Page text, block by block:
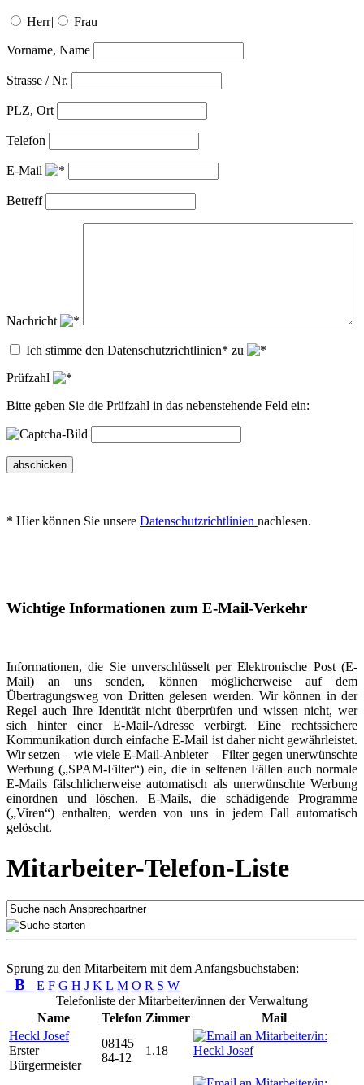
Herr| Frau
Vorname, Name
Strasse / Nr.
PLZ, Ort
Telefon
E-Mail
Betreff
Nachricht
Ich stimme den Datenschutzrichtlinien* zu
Prüfzahl
Bitte geben Sie die Prüfzahl in das nebenstehende Feld ein:
abschicken
* Hier können Sie unsere Datenschutzrichtlinien nachlesen.
Wichtige Informationen zum E-Mail-Verkehr
Informationen, die Sie unverschlüsselt per Elektronische Post (E-
Mail) an uns senden, können möglicherweise auf dem
Übertragungsweg von Dritten gelesen werden. Wir können in der
Regel auch Ihre Identität nicht überprüfen und wissen nicht, wer
sich hinter einer E-Mail-Adresse verbirgt. Eine rechtssichere
Kommunikation durch einfache E-Mail ist daher nicht gewährleistet.
Wir setzen – wie viele E-Mail-Anbieter – Filter gegen unerwünschte
Werbung („SPAM-Filter“) ein, die in seltenen Fällen auch normale
E-Mails fälschlicherweise automatisch als unerwünschte Werbung
einordnen und löschen. E-Mails, die schädigende Programme
(„Viren“) enthalten, werden von uns in jedem Fall automatisch
gelöscht.
Mitarbeiter-Telefon-Liste
Sprung zu den Mitarbeitern mit dem Anfangsbuchstaben:
B E F G H J K L M O R S W
Telefonliste der Mitarbeiter/innen der Verwaltung
Name
Telefon Zimmer
Mail
Heckl Josef
Erster
Bürgermeister
08145
84-12
1.18